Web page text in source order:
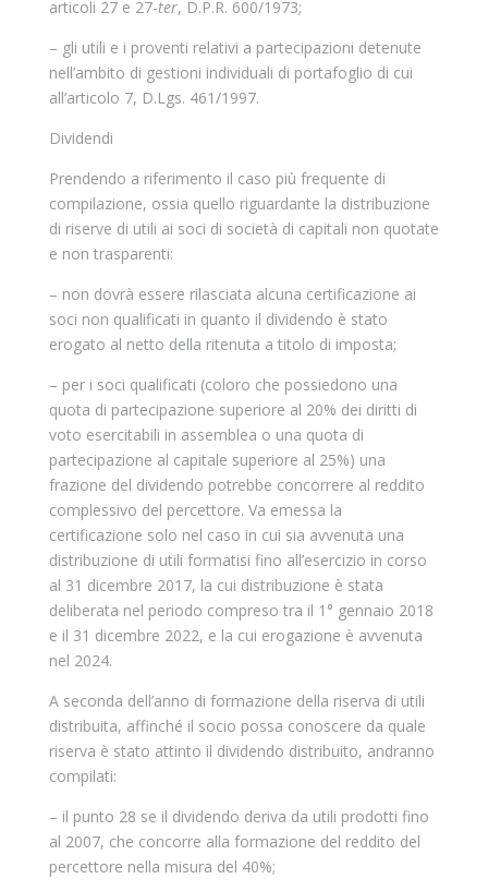
articoli 27 e 27-ter, D.P.R. 600/1973;
– gli utili e i proventi relativi a partecipazioni detenute
nell’ambito di gestioni individuali di portafoglio di cui
all’articolo 7, D.Lgs. 461/1997.
Dividendi
Prendendo a riferimento il caso più frequente di
compilazione, ossia quello riguardante la distribuzione
di riserve di utili ai soci di società di capitali non quotate
e non trasparenti:
– non dovrà essere rilasciata alcuna certificazione ai
soci non qualificati in quanto il dividendo è stato
erogato al netto della ritenuta a titolo di imposta;
– per i soci qualificati (coloro che possiedono una
quota di partecipazione superiore al 20% dei diritti di
voto esercitabili in assemblea o una quota di
partecipazione al capitale superiore al 25%) una
frazione del dividendo potrebbe concorrere al reddito
complessivo del percettore. Va emessa la
certificazione solo nel caso in cui sia avvenuta una
distribuzione di utili formatisi fino all’esercizio in corso
al 31 dicembre 2017, la cui distribuzione è stata
deliberata nel periodo compreso tra il 1° gennaio 2018
e il 31 dicembre 2022, e la cui erogazione è avvenuta
nel 2024.
A seconda dell’anno di formazione della riserva di utili
distribuita, affinché il socio possa conoscere da quale
riserva è stato attinto il dividendo distribuito, andranno
compilati:
– il punto 28 se il dividendo deriva da utili prodotti fino
al 2007, che concorre alla formazione del reddito del
percettore nella misura del 40%;